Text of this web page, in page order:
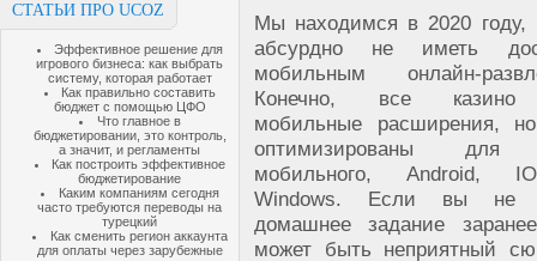
СТАТЬИ ПРО UCOZ
Эффективное решение для
игрового бизнеса: как выбрать
систему, которая работает
Как правильно составить
бюджет с помощью ЦФО
Что главное в
бюджетировании, это контроль,
а значит, и регламенты
Как построить эффективное
бюджетирование
Каким компаниям сегодня
часто требуются переводы на
турецкий
Как сменить регион аккаунта
для оплаты через зарубежные
Мы находимся в 2020
абсурдно не иметь
мобильным онлайн-
Конечно, все
мобильные расширения,
оптимизированы для
мобильного, Android,
Windows. Если вы не
домашнее задание
может быть неприятный